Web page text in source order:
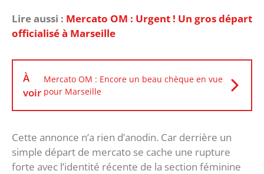
Lire aussi : Mercato OM : Urgent ! Un gros départ
officialisé à Marseille
À
voir
Mercato OM : Encore un beau chèque en vue
pour Marseille
‎Cette annonce n’a rien d’anodin. Car derrière un
simple départ de mercato se cache une rupture
forte avec l’identité récente de la section féminine